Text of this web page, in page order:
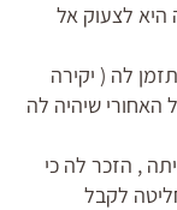
היא לצעוק אל
לה ( יקירה
האחורי שיהיה לה
, הזכר לה כי
לקבל